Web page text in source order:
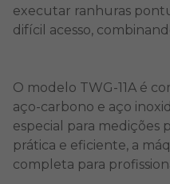
executar ranhuras
difícil acesso,
O modelo TWG-11A é
aço-carbono e aço
especial para medições
prática e eficiente, a
completa para